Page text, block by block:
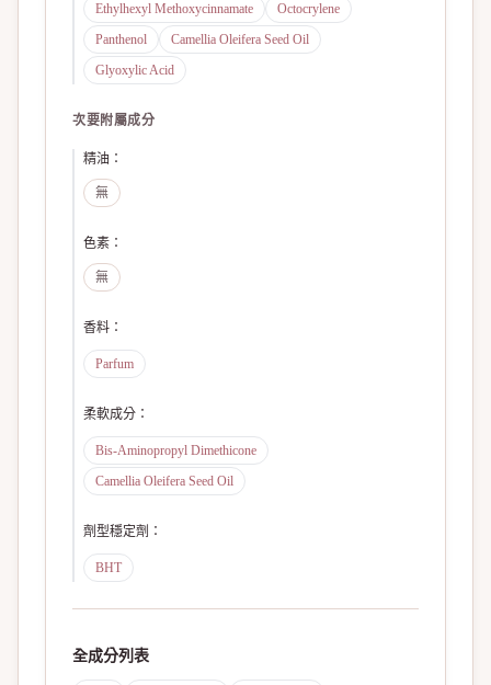
Ethylhexyl Methoxycinnamate
Octocrylene
Panthenol
Camellia Oleifera Seed Oil
Glyoxylic Acid
次要附屬成分
精油 ：
無
色素 ：
無
香料 ：
Parfum
柔軟成分 ：
Bis-Aminopropyl Dimethicone
Camellia Oleifera Seed Oil
劑型穩定劑 ：
BHT
全成分列表